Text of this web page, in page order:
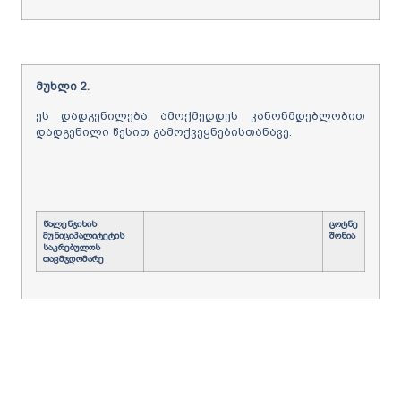
მუხლი 2.
ეს დადგენილება ამოქმედდეს კანონმდებლობით
დადგენილი წესით გამოქვეყნებისთანავე.
წალენჯიხის
მუნიციპალიტეტის
საკრებულოს
თავმჯდომარე
ცოტნე
შონია